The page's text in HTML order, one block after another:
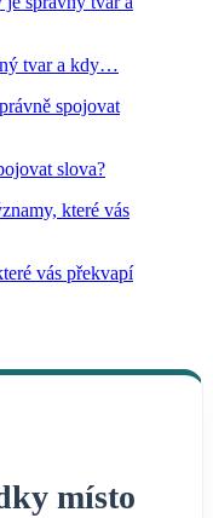
tvar a kdy…
slova?
vás překvapí
místo